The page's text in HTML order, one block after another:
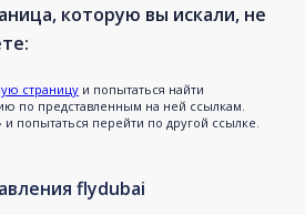
которую вы искали, не
страницуи попытаться найти
по представленным на ней ссылкам.
и попытаться перейти по другой ссылке.
flydubai